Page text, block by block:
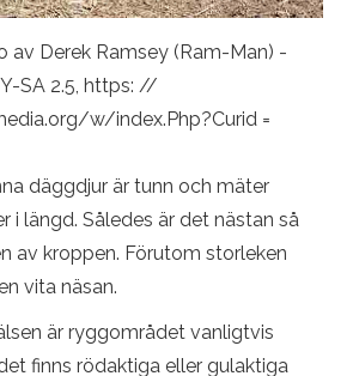
av Derek Ramsey (Ram-Man) -
SA 2.5, https: //
w/index.Php?Curid =
däggdjur är tunn och mäter
i längd. Således är det nästan så
av kroppen. Förutom storleken
vita näsan.
är ryggområdet vanligtvis
finns rödaktiga eller gulaktiga